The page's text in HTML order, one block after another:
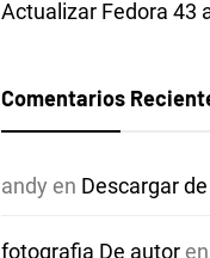
Actualizar Fedora 43
Comentarios
andy en Descargar
fotografia De autoren